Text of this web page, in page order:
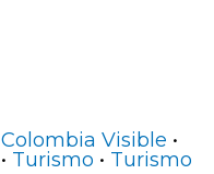
Colombia Visible •
• Turismo • Turismo